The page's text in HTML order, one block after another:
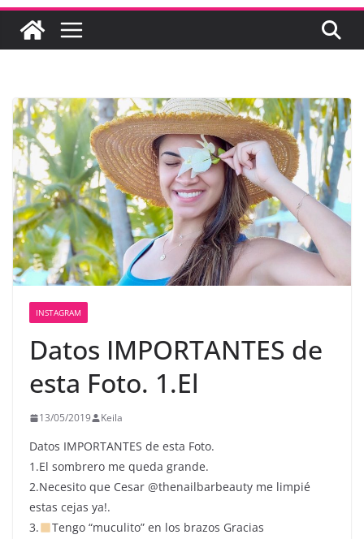
INSTAGRAM
Datos IMPORTANTES de
esta Foto. 1.El
13/05/2019 Keila
Datos IMPORTANTES de esta Foto.
1.El sombrero me queda grande.
2.Necesito que Cesar @thenailbarbeauty me limpié
estas cejas ya!.
3.
Tengo “muculito” en los brazos Gracias